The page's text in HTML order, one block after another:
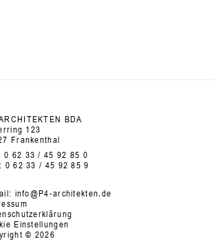
BDA
123
Frankenthal
0 62 33 / 45 92 85 0
0 62 33 / 45 92 85 9
info@P4-architekten.de
Einstellungen
© 2026